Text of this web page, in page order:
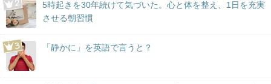
5時起きを30年続けて気づいた。心と体を整え、1日を充実
させる朝習慣
「静かに」を英語で言うと？